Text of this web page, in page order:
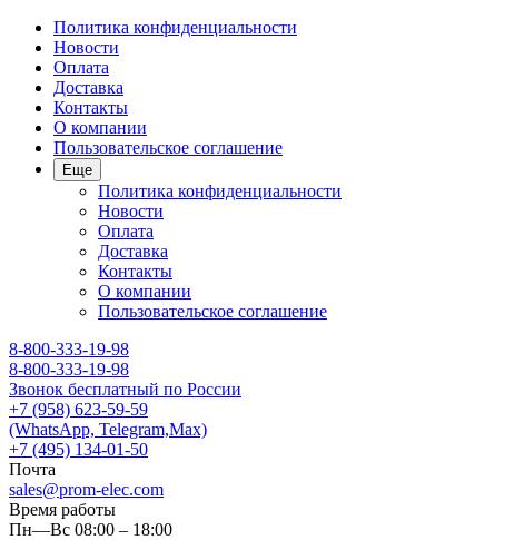
Политика конфиденциальности
Новости
Оплата
Доставка
Контакты
О компании
Пользовательское соглашение
Еще
Политика конфиденциальности
Новости
Оплата
Доставка
Контакты
О компании
Пользовательское соглашение
8-800-333-19-98
8-800-333-19-98
Звонок бесплатный по России
+7 (958) 623-59-59
(WhatsApp, Telegram,Max)
+7 (495) 134-01-50
Почта
sales@prom-elec.com
Время работы
Пн—Вс 08:00 – 18:00